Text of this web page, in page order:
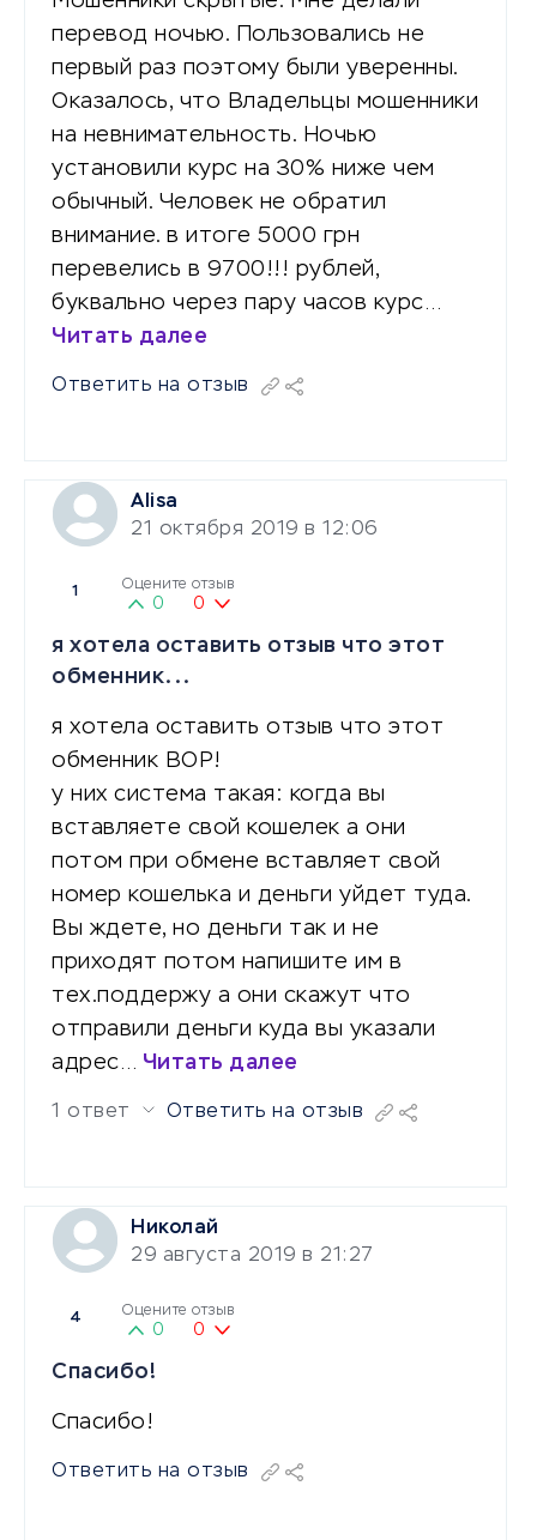
перевод ночью. Пользовались не
первый раз поэтому были уверенны.
Оказалось, что Владельцы мошенники
на невнимательность. Ночью
установили курс на 30% ниже чем
обычный. Человек не обратил
внимание. в итоге 5000 грн
перевелись в 9700!!! рублей,
буквально через пару часов курс…
Читать далее
Ответить на отзыв
Alisa
21 октября 2019 в 12:06
1 Оцените отзыв
0 0
я хотела оставить отзыв что этот
обменник...
я хотела оставить отзыв что этот
обменник ВОР!
у них система такая: когда вы
вставляете свой кошелек а они
потом при обмене вставляет свой
номер кошелька и деньги уйдет туда.
Вы ждете, но деньги так и не
приходят потом напишите им в
тех.поддержу а они скажут что
отправили деньги куда вы указали
адрес… Читать далее
1 ответ Ответить на отзыв
Николай
29 августа 2019 в 21:27
4 Оцените отзыв
0 0
Спасибо!
Спасибо!
Ответить на отзыв